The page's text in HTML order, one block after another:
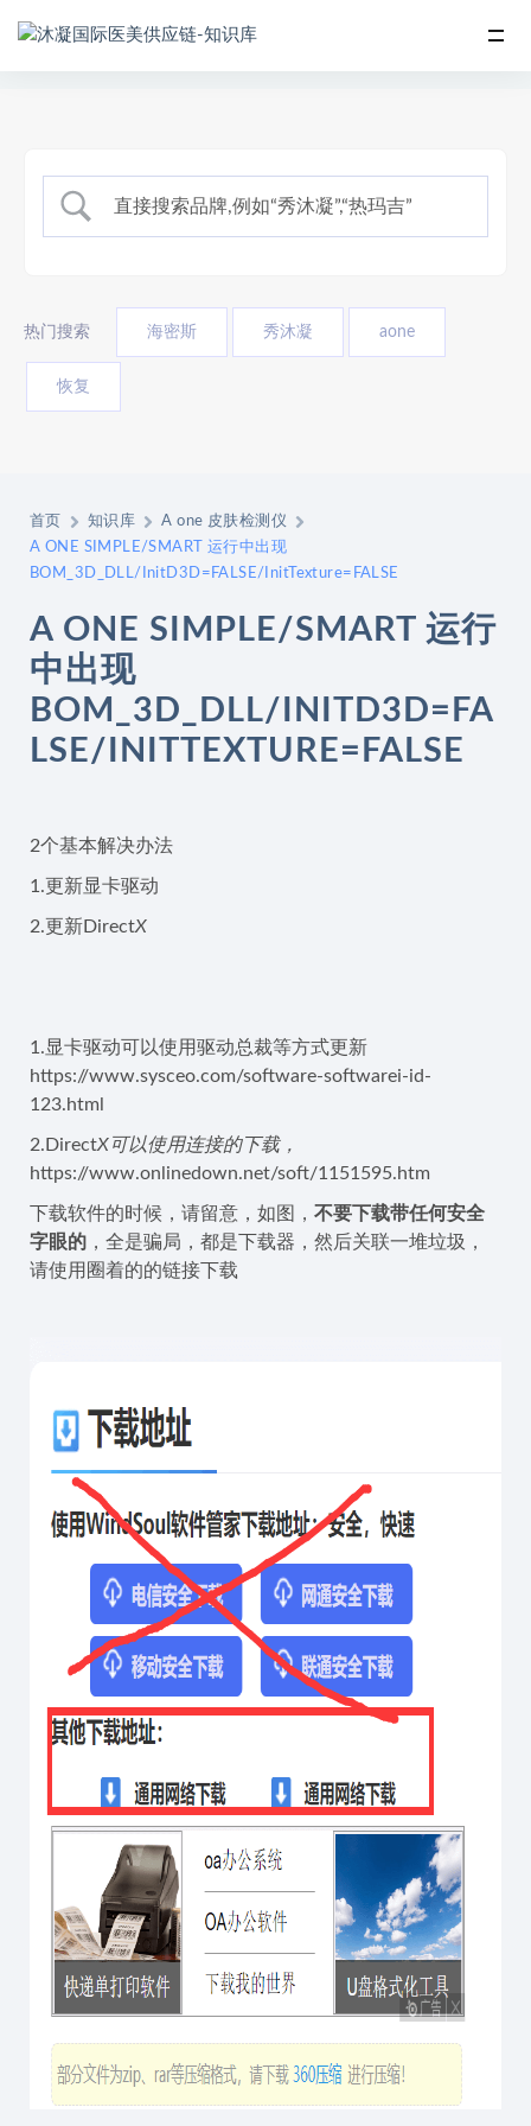
热门搜索 海密斯 秀沐凝 aone
恢复
首页 知识库
A one 皮肤检测仪
A ONE SIMPLE/SMART 运行中出现
BOM_3D_DLL/InitD3D=FALSE/InitTexture=FALSE
A ONE SIMPLE/SMART 运行
中出现
BOM_3D_DLL/INITD3D=FA
LSE/INITTEXTURE=FALSE
2个基本解决办法
1.更新显卡驱动
2.更新DirectX
1.显卡驱动可以使用驱动总裁等方式更新
https://www.sysceo.com/software-softwarei-id-
123.html
2.DirectX可以使用连接的下载，
https://www.onlinedown.net/soft/1151595.htm
下载软件的时候，请留意，如图， 不要下载带任何安全
字眼的 ，全是骗局，都是下载器，然后关联一堆垃圾，
请使用圈着的的链接下载